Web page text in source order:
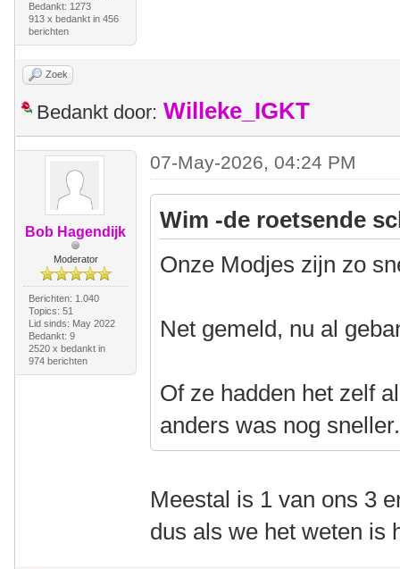
Bedankt: 1273
913 x bedankt in 456
berichten
Zoek
Bedankt door: Willeke_IGKT
Bob Hagendijk
Moderator
Berichten: 1.040
Topics: 51
Lid sinds: May 2022
Bedankt: 9
2520 x bedankt in
974 berichten
07-May-2026, 04:24 PM
Wim -de roetsende
Onze Modjes zijn zo
Net gemeld, nu al
Of ze hadden het zelf
anders was nog sneller.
Meestal is 1 van ons 3
dus als we het weten is